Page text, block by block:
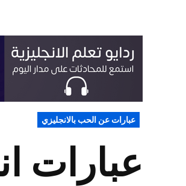
POSTED
IN
عبارات عن الحب بالانجليزي
عبارات